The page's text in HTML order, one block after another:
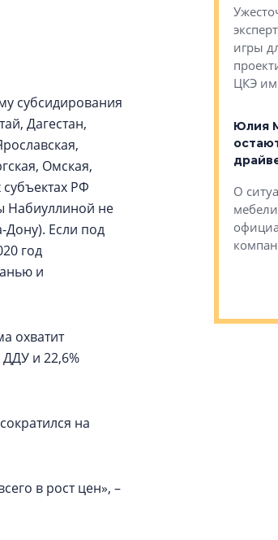
субсидирования
Дагестан,
Омская,
РФ
Набиуллиной не
Дону). Если под
год
и
охватит
ДДУ и 22,6%
на
в рост цен», –
«гибридом» — как меняется
рынок апарт-отелей»
Конкуренцию выиграют те
апарты, которые еще больше
приблизятся к гостиничному
уровню сервиса, уверены в УК
КЕЙПОРТ
игры
ЦКЭ
Юлия
О